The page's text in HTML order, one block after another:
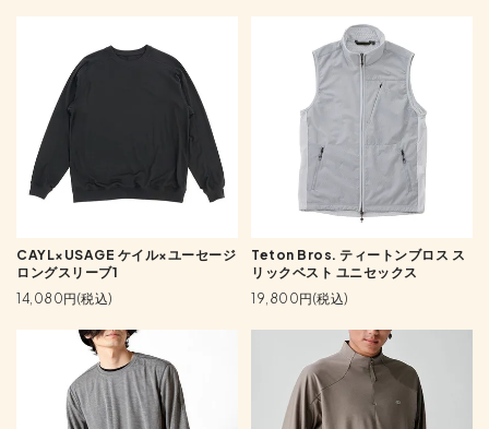
CAYL×USAGE ケイル×ユーセージ
ロングスリーブ1
14,080円(税込)
Teton Bros. ティートンブロス ス
リックベスト ユニセックス
19,800円(税込)